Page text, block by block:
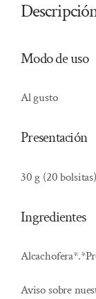
Modo de uso
Al gusto
Presentación
30 g (20 bolsitas)
Ingredientes
Aviso sobre